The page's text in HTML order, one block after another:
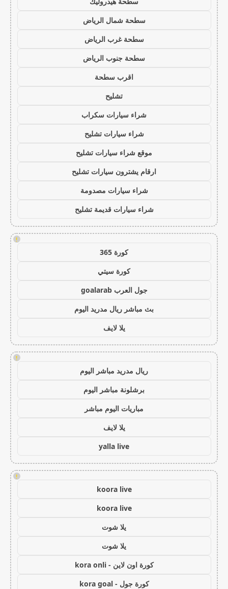
سطحة شمال الرياض
سطحة غرب الرياض
سطحة جنوب الرياض
اقرب سطحة
تشليح
شراء سيارات سكراب
شراء سيارات تشليح
موقع شراء سيارات تشليح
ارقام يشترون سيارات تشليح
شراء سيارات مصدومة
شراء سيارات قديمة تشليح
!
كورة 365
كورة سيتي
جول العرب goalarab
بث مباشر ريال مدريد اليوم
يلا لايف
!
ريال مدريد مباشر اليوم
برشلونة مباشر اليوم
مباريات اليوم مباشر
يلا لايف
yalla live
!
koora live
koora live
يلا شوت
يلا شوت
كورة اون لاين - kora onli
كورة جول - kora goal